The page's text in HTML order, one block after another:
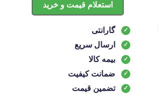
استعلام قیمت و خرید
گارانتی
ارسال سریع
بیمه کالا
ضمانت کیفیت
تضمین قیمت